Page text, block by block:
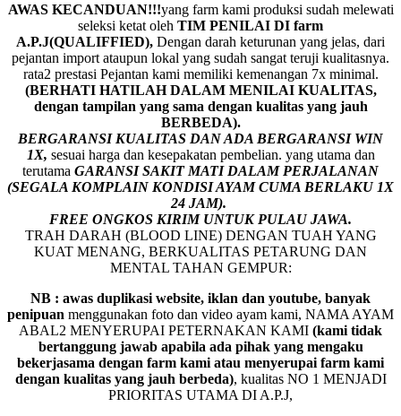
AWAS KECANDUAN!!!yang farm kami produksi sudah melewati
seleksi ketat oleh TIM PENILAI DI farm
A.P.J(QUALIFFIED), Dengan darah keturunan yang jelas, dari
pejantan import ataupun lokal yang sudah sangat teruji kualitasnya.
rata2 prestasi Pejantan kami memiliki kemenangan 7x minimal.
(BERHATI HATILAH DALAM MENILAI KUALITAS,
dengan tampilan yang sama dengan kualitas yang jauh
BERBEDA).
BERGARANSI KUALITAS DAN ADA BERGARANSI WIN
1X, sesuai harga dan kesepakatan pembelian. yang utama dan
terutama GARANSI SAKIT MATI DALAM PERJALANAN
(SEGALA KOMPLAIN KONDISI AYAM CUMA BERLAKU 1X
24 JAM).
FREE ONGKOS KIRIM UNTUK PULAU JAWA.
TRAH DARAH (BLOOD LINE) DENGAN TUAH YANG
KUAT MENANG, BERKUALITAS PETARUNG DAN
MENTAL TAHAN GEMPUR:
NB : awas duplikasi website, iklan dan youtube, banyak
penipuan menggunakan foto dan video ayam kami, NAMA AYAM
ABAL2 MENYERUPAI PETERNAKAN KAMI (kami tidak
bertanggung jawab apabila ada pihak yang mengaku
bekerjasama dengan farm kami atau menyerupai farm kami
dengan kualitas yang jauh berbeda), kualitas NO 1 MENJADI
PRIORITAS UTAMA DI A.P.J,